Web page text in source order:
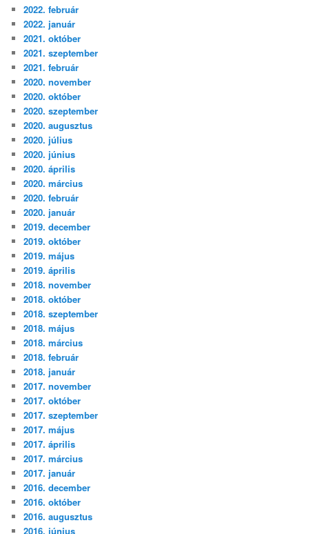
2022. február
2022. január
2021. október
2021. szeptember
2021. február
2020. november
2020. október
2020. szeptember
2020. augusztus
2020. július
2020. június
2020. április
2020. március
2020. február
2020. január
2019. december
2019. október
2019. május
2019. április
2018. november
2018. október
2018. szeptember
2018. május
2018. március
2018. február
2018. január
2017. november
2017. október
2017. szeptember
2017. május
2017. április
2017. március
2017. január
2016. december
2016. október
2016. augusztus
2016. június